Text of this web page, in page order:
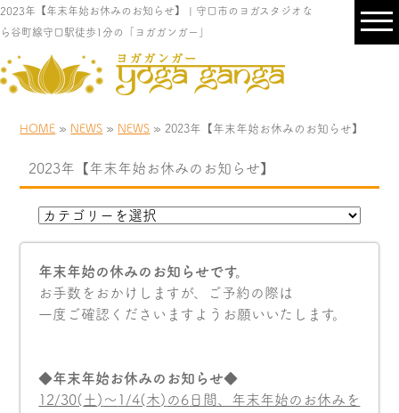
2023年【年末年始お休みのお知らせ】 | 守口市のヨガスタジオな
ら谷町線守口駅徒歩1分の「ヨガガンガー」
HOME » NEWS » NEWS » 2023年【年末年始お休みのお知らせ】
2023年【年末年始お休みのお知らせ】
年末年始の休みのお知らせです。
お手数をおかけしますが、ご予約の際は
一度ご確認くださいますようお願いいたします。
◆年末年始お休みのお知らせ◆
12/30( 土) 〜 1/4( 木) の6 日間、年末年始のお休みを